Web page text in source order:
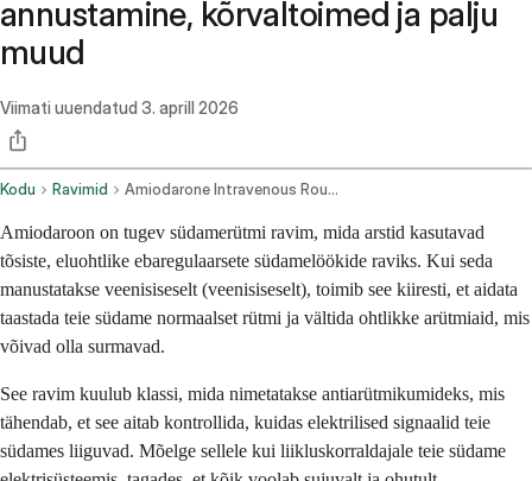
annustamine, kõrvaltoimed ja palju
muud
Viimati uuendatud 3. aprill 2026
Kodu Ravimid Amiodarone Intravenous Route
Amiodaroon on tugev südamerütmi ravim, mida arstid kasutavad
tõsiste, eluohtlike ebaregulaarsete südamelöökide raviks. Kui seda
manustatakse veenisiseselt (veenisiseselt), toimib see kiiresti, et aidata
taastada teie südame normaalset rütmi ja vältida ohtlikke arütmiaid, mis
võivad olla surmavad.
See ravim kuulub klassi, mida nimetatakse antiarütmikumideks, mis
tähendab, et see aitab kontrollida, kuidas elektrilised signaalid teie
südames liiguvad. Mõelge sellele kui liikluskorraldajale teie südame